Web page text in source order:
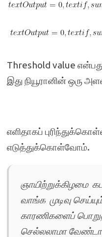
Threshold value
இது நியூரானின் ஒரு
எளிதாகப்
எடுத்துக்கொள்வோம்.
ஞாயிற்றுக்கிழமை
வாங்க முடிவு
காரணிகளைப்
செல்லலாமா